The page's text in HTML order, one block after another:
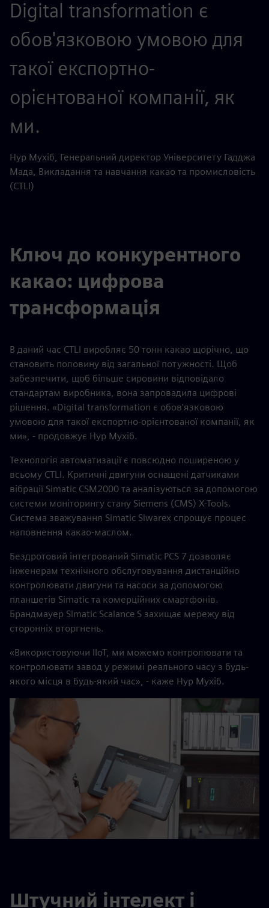
Digital transformation є
обов'язковою умовою для
такої експортно-
орієнтованої компанії, як
ми.
Нур Мухіб, Генеральний директор Університету Гадджа
Мада, Викладання та навчання какао та промисловість
(CTLI)
Ключ до конкурентного
какао: цифрова
трансформація
В даний час CTLI виробляє 50 тонн какао щорічно, що
становить половину від загальної потужності. Щоб
забезпечити, щоб більше сировини відповідало
стандартам виробника, вона запровадила цифрові
рішення. «Digital transformation є обов'язковою
умовою для такої експортно-орієнтованої компанії, як
ми», - продовжує Нур Мухіб.
Технологія автоматизації є повсюдно поширеною у
всьому CTLI. Критичні двигуни оснащені датчиками
вібрації Simatic CSM2000 та аналізуються за допомогою
системи моніторингу стану Siemens (CMS) X-Tools.
Система зважування Simatic Siwarex спрощує процес
наповнення какао-маслом.
Бездротовий інтегрований Simatic PCS 7 дозволяє
інженерам технічного обслуговування дистанційно
контролювати двигуни та насоси за допомогою
планшетів Simatic та комерційних смартфонів.
Брандмауер Simatic Scalance S захищає мережу від
сторонніх вторгнень.
«Використовуючи IIoT, ми можемо контролювати та
контролювати завод у режимі реального часу з будь-
якого місця в будь-який час», - каже Нур Мухіб.
Штучний інтелект і